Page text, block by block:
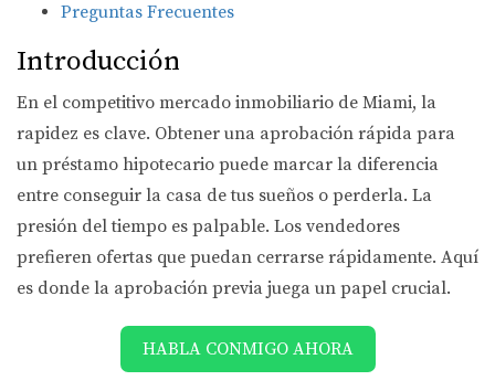
Preguntas Frecuentes
Introducción
En el competitivo mercado inmobiliario de Miami, la
rapidez es clave. Obtener una aprobación rápida para
un préstamo hipotecario puede marcar la diferencia
entre conseguir la casa de tus sueños o perderla. La
presión del tiempo es palpable. Los vendedores
prefieren ofertas que puedan cerrarse rápidamente. Aquí
es donde la aprobación previa juega un papel crucial.
HABLA CONMIGO AHORA